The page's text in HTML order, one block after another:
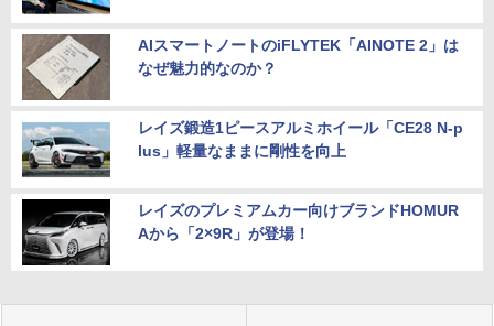
AIスマートノートのiFLYTEK「AINOTE 2」は
なぜ魅力的なのか？
レイズ鍛造1ピースアルミホイール「CE28 N-p
lus」軽量なままに剛性を向上
レイズのプレミアムカー向けブランドHOMUR
Aから「2×9R」が登場！